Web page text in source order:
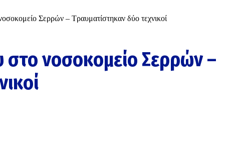
Σερρών – Τραυματίστηκαν δύο τεχνικοί
νοσοκομείο Σερρών –